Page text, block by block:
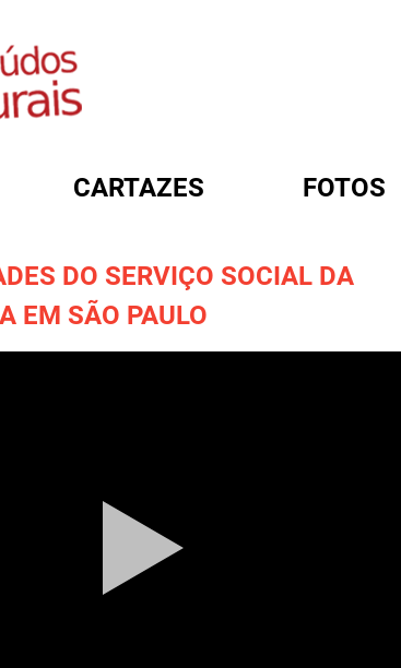
CARTAZES FOTOS
DO SERVIÇO SOCIAL DA
EM SÃO PAULO
DE BUSCA